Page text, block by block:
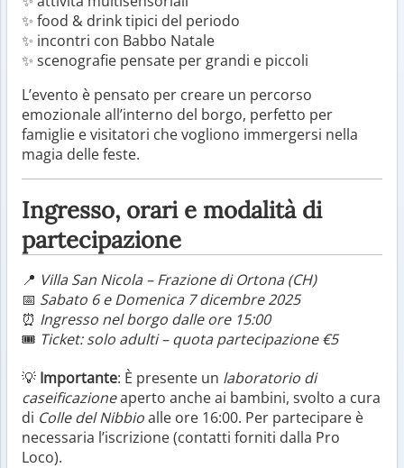
✨ food & drink tipici del periodo
✨ incontri con Babbo Natale
✨ scenografie pensate per grandi e piccoli
L’evento è pensato per creare un percorso
emozionale all’interno del borgo, perfetto per
famiglie e visitatori che vogliono immergersi nella
magia delle feste.
Ingresso, orari e modalità di
partecipazione
📍 Villa San Nicola – Frazione di Ortona (CH)
📅 Sabato 6 e Domenica 7 dicembre 2025
⏰ Ingresso nel borgo dalle ore 15:00
🎟 Ticket: solo adulti – quota partecipazione €5
💡 Importante: È presente un laboratorio di
caseificazioneaperto anche ai bambini, svolto a cura
di Colle del Nibbioalle ore 16:00. Per partecipare è
necessaria l’iscrizione (contatti forniti dalla Pro
Loco).